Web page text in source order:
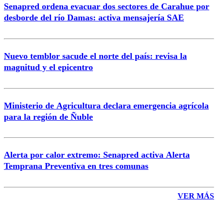
Correo
Senapred ordena evacuar dos sectores de Carahue por
desborde del río Damas: activa mensajería SAE
Nuevo temblor sacude el norte del país: revisa la
magnitud y el epicentro
Ministerio de Agricultura declara emergencia agrícola
para la región de Ñuble
Alerta por calor extremo: Senapred activa Alerta
Temprana Preventiva en tres comunas
VER MÁS